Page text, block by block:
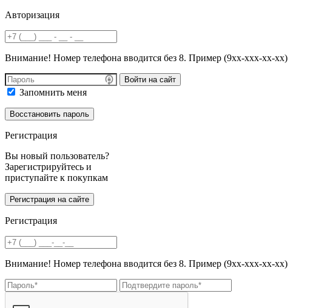
Авторизация
Внимание! Номер телефона вводится без 8. Пример (9хх-ххх-хх-хх)
Войти на сайт
Запомнить меня
Регистрация
Вы новый пользователь?
Зарегистрируйтесь и
приступайте к покупкам
Регистрация
Внимание! Номер телефона вводится без 8. Пример (9хх-ххх-хх-хх)